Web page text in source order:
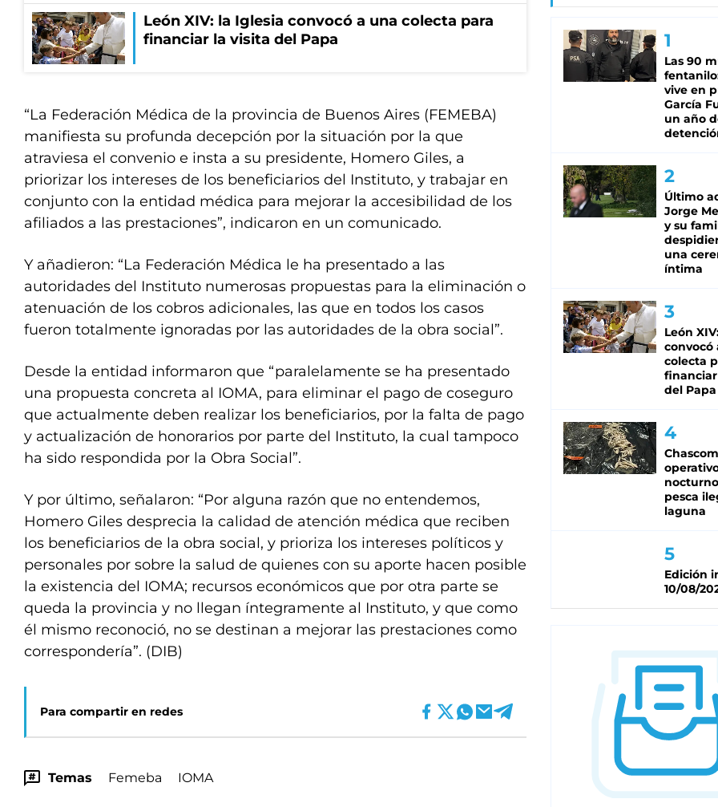
León XIV: la Iglesia convocó a una colecta para
financiar la visita del Papa
“La Federación Médica de la provincia de Buenos Aires (FEMEBA)
manifiesta su profunda decepción por la situación por la que
atraviesa el convenio e insta a su presidente, Homero Giles, a
priorizar los intereses de los beneficiarios del Instituto, y trabajar en
conjunto con la entidad médica para mejorar la accesibilidad de los
afiliados a las prestaciones”, indicaron en un comunicado.
Y añadieron: “La Federación Médica le ha presentado a las
autoridades del Instituto numerosas propuestas para la eliminación o
atenuación de los cobros adicionales, las que en todos los casos
fueron totalmente ignoradas por las autoridades de la obra social”.
Desde la entidad informaron que “paralelamente se ha presentado
una propuesta concreta al IOMA, para eliminar el pago de coseguro
que actualmente deben realizar los beneficiarios, por la falta de pago
y actualización de honorarios por parte del Instituto, la cual tampoco
ha sido respondida por la Obra Social”.
Y por último, señalaron: “Por alguna razón que no entendemos,
Homero Giles desprecia la calidad de atención médica que reciben
los beneficiarios de la obra social, y prioriza los intereses políticos y
personales por sobre la salud de quienes con su aporte hacen posible
la existencia del IOMA; recursos económicos que por otra parte se
queda la provincia y no llegan íntegramente al Instituto, y que como
él mismo reconoció, no se destinan a mejorar las prestaciones como
correspondería”. (DIB)
Para compartir en redes
Temas Femeba IOMA
Las 90
vive en
García
un año
Último
Jorge
y su
una
íntima
León
convocó
colecta
del Papa
pesca
laguna
Edición
10/08/